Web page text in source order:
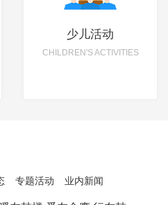
少儿活动
CHILDREN'S ACTIVITIES
专题活动 业内新闻